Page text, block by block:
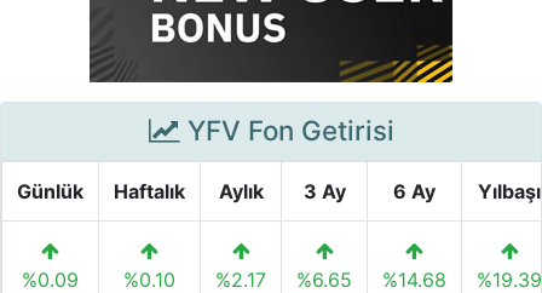
YFV Fon Getirisi
Günlük Haftalık Aylık 3 Ay 6 Ay Yılbaşı
%0.09 %0.10 %2.17 %6.65 %14.68 %19.39